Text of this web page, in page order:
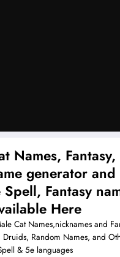
Names, Fantasy,
generator
Fantasy
Here
Cat Names,nicknames and
Druids, Random Names, and
& 5e languages